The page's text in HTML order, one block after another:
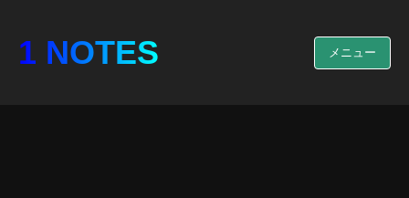
1 NOTES メニュー